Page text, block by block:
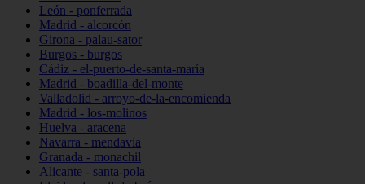
León - ponferrada
Madrid - alcorcón
Girona - palau-sator
Burgos - burgos
Cádiz - el-puerto-de-santa-maría
Madrid - boadilla-del-monte
Valladolid - arroyo-de-la-encomienda
Madrid - los-molinos
Huelva - aracena
Navarra - mendavia
Granada - monachil
Alicante - santa-pola